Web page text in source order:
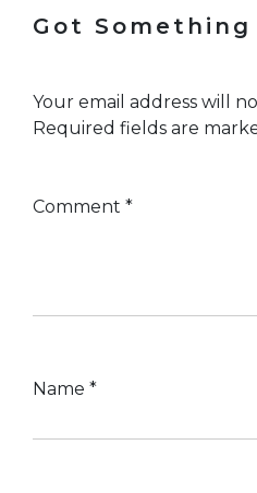
Got Something
Your email address will
Required fields are
Comment *
Name *